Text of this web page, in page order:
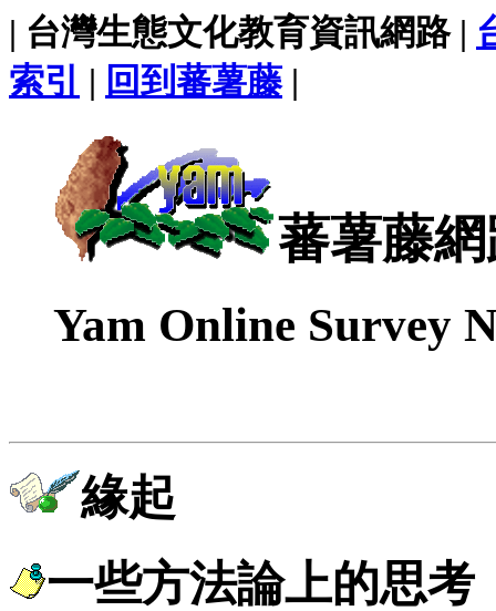
| 台灣生態文化教育資訊網路 |
索引
| 回到蕃薯藤|
蕃薯藤
Yam Online Survey
緣起
一些方法論上的思考